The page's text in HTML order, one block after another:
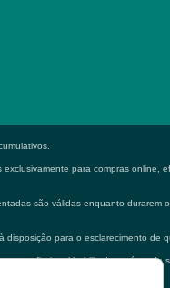
para compras online,
são válidas enquanto
disposição para o esclarecimento de
profissional habilitado na área